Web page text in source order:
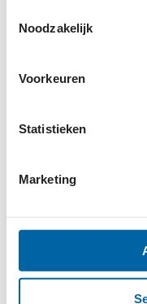
Noodzakelijk
Voorkeuren
Statistieken
Marketing
educatiemiddel is
7/8 van het
voortgezet
normaal
kennis op jonge
menstruatie als
hen de durf om
gastlessen